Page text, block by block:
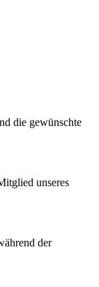
die gewünschte
unseres
der